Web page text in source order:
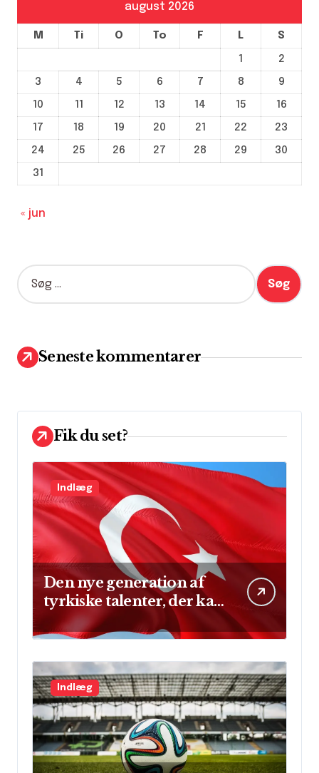
august 2026
M Ti O To F L S
1
2
3
4 5 6 7 8
9
10
11 12 13 14 15
16
17
18 19 20 21 22
23
24
25 26 27 28 29
30
31
« jun
S
ø
t
e
Seneste kommentarer
Fik du set?
Indlæg
Den nye generation af
tyrkiske talenter, der kan
skinne på verdensscenen
Indlæg